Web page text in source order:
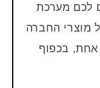
לכם מערכת
מוצרי החברה
אחת, בכפוף